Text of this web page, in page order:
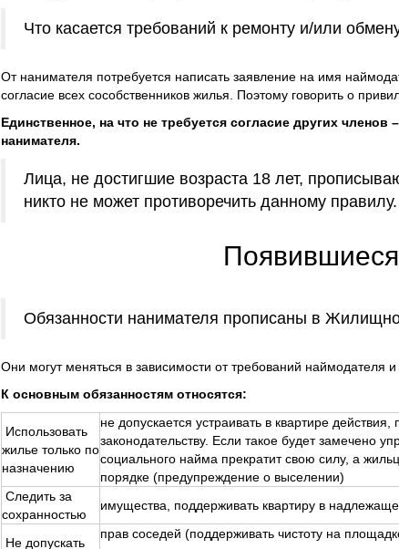
Что касается требований к ремонту и/или
От нанимателя потребуется написать заявление на имя
согласие всех сособственников жилья. Поэтому говорить о
Единственное, на что не требуется согласие других
нанимателя.
Лица, не достигшие возраста 18 лет,
никто не может противоречить данному правилу.
Обязанности нанимателя прописаны в
Они могут меняться в зависимости от требований наймодателя
К основным обязанностям относятся:
Использовать
жилье только по
назначению
не допускается устраивать в квартире
законодательству. Если такое будет замечено
социального найма прекратит свою силу, а
порядке (предупреждение о выселении)
Следить за
сохранностью
имущества, поддерживать квартиру в
Не допускать
прав соседей (поддерживать чистоту на